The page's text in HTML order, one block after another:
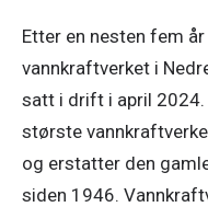
Etter en nesten fem
vannkraftverket i
satt i drift i april
største
og erstatter den
siden 1946.